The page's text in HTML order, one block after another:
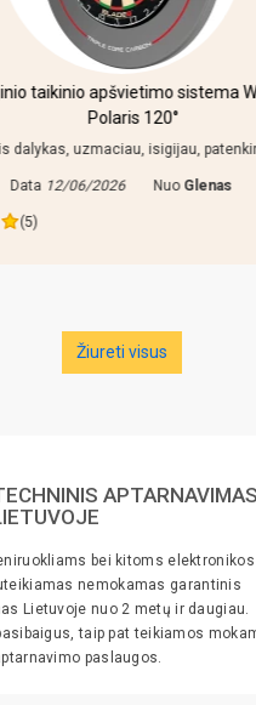
taikinio apšvietimo sistema
Polaris 120°
dalykas, uzmaciau, isigijau,
Data 12/06/2026 Nuo Glenas
(5)
Žiureti visus
APTARNAVIMAS
bei kitoms elektronikos
nemokamas garantinis
Lietuvoje nuo 2 metų ir daugiau.
taip pat teikiamos
paslaugos.